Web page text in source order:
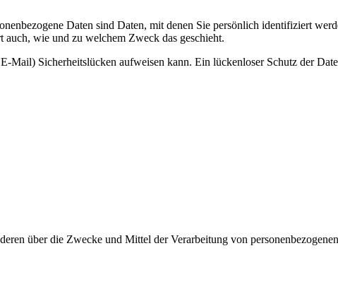
Daten sind Daten, mit denen Sie persönlich identifiziert
wie und zu welchem Zweck das geschieht.
Mail) Sicherheitslücken aufweisen kann. Ein lückenloser Schutz der
über die Zwecke und Mittel der Verarbeitung von